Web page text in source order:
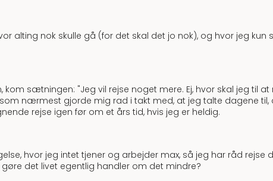
alting nok skulle gå (for det skal det jo nok), og hvor jeg
sætningen: "Jeg vil rejse noget mere. Ej, hvor skal jeg til at
nærmest gjorde mig rad i takt med, at jeg talte dagene til,
rejse igen før om et års tid, hvis jeg er heldig.
hvor jeg intet tjener og arbejder max, så jeg har råd rejse
gøre det livet egentlig handler om det mindre?